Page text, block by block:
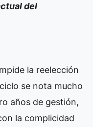
del
la reelección
se nota mucho
años de gestión,
la complicidad